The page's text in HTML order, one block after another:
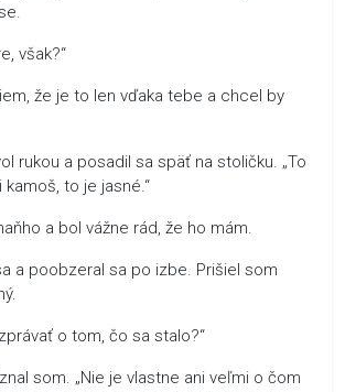
však?“
že je to len vďaka tebe a chcel by
rukou a posadil sa späť na stoličku. „To
to je jasné.“
a bol vážne rád, že ho mám.
a poobzeral sa po izbe. Prišiel som
o tom, čo sa stalo?“
som. „Nie je vlastne ani veľmi o čom